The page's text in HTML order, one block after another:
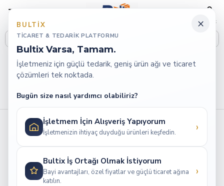
×
BULTIX
TICARET & TEDARIK PLATFORMU
Bultix Varsa, Tamam.
İşletmeniz için güçlü tedarik, geniş ürün ağı ve ticaret
çözümleri tek noktada.
Bugün size nasıl yardımcı olabiliriz?
İşletmem İçin Alışveriş Yapıyorum
İşletmenizin ihtiyaç duyduğu ürünleri keşfedin. ›
Bultix İş Ortağı Olmak İstiyorum
Bayi avantajları, özel fiyatlar ve güçlü ticaret ağına
katılın.
›
Hesabım İade Taleplerim
İade Taleplerim
İade numarası istemek için lütfen aşağıdaki formu doldurunuz.
Sipariş Bilgileri
Adınız